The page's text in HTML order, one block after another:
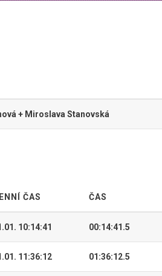
+ Miroslava Stanovská
ČAS ČAS
10:14:41 00:14:41.5
11:36:12 01:36:12.5